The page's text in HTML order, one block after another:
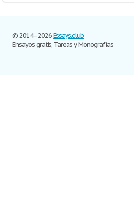
© 2014–2026Essays.club
Ensayos gratis, Tareas y Monografías